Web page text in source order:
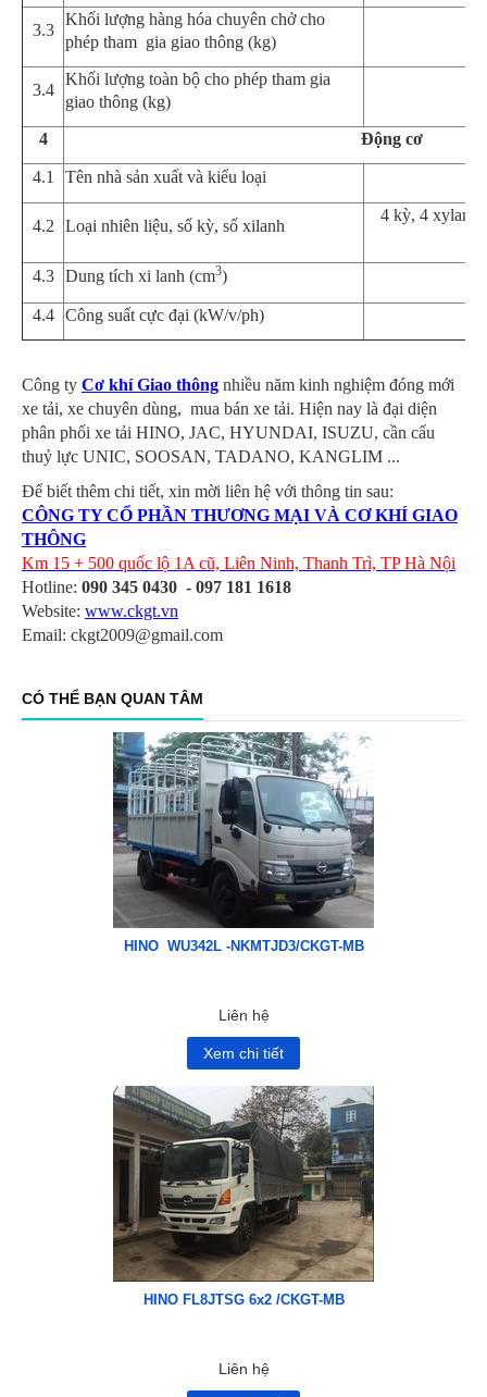
3.3
Khối lượng hàng hóa chuyên chở cho
phép tham gia giao thông (kg)
3.4
Khối lượng toàn bộ cho phép tham gia
giao thông (kg)
4
Động cơ
4.1 Tên nhà sản xuất và kiểu loại
4.2 Loại nhiên liệu, số kỳ, số xilanh
4 kỳ, 4 xylanh
4.3 Dung tích xi lanh (cm3)
4.4 Công suất cực đại (kW/v/ph)
Công ty Cơ khí Giao thông nhiều năm kinh nghiệm đóng mới
xe tải, xe chuyên dùng, mua bán xe tải. Hiện nay là đại diện
phân phối xe tải HINO, JAC, HYUNDAI, ISUZU, cần cẩu
thuỷ lực UNIC, SOOSAN, TADANO, KANGLIM ...
Để biết thêm chi tiết, xin mời liên hệ với thông tin sau:
CÔNG TY CỔ PHẦN THƯƠNG MẠI VÀ CƠ KHÍ GIAO
THÔNG
Km 15 + 500 quốc lộ 1A cũ, Liên Ninh, Thanh Trì, TP Hà Nội
Hotline: 090 345 0430 - 097 181 1618
Website: www.ckgt.vn
Email: ckgt2009@gmail.com
CÓ THỂ BẠN QUAN TÂM
HINO WU342L -NKMTJD3/CKGT-MB
Liên hệ
Xem chi tiết
HINO FL8JTSG 6x2 /CKGT-MB
Liên hệ